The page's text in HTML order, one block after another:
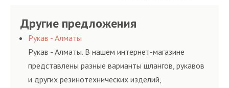
консультируем своих
помогаем им
действительно сделать
осознанный выбор,
Другие предложения
Рукав - Алматы
Рукав - Алматы. В нашем интернет-магазине
представлены разные варианты шлангов, рукавов
и других резинотехнических изделий,